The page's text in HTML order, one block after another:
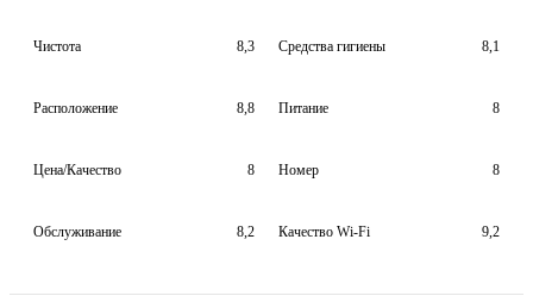
Чистота 8,3 Средства гигиены 8,1
Расположение 8,8 Питание 8
Цена/Качество 8 Номер 8
Обслуживание 8,2 Качество Wi-Fi 9,2